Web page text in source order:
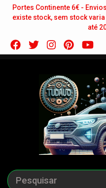
Portes Continente 6€ -
existe stock, sem stock
até